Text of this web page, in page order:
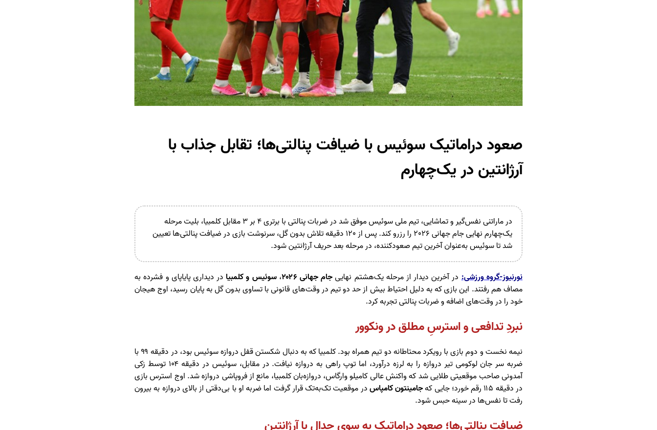
صعود دراماتیک سوئیس با ضیافت پنالتی‌ها؛ تقابل جذاب با
آرژانتین در یک‌چهارم
در ماراتنی نفس‌گیر و تماشایی، تیم ملی سوئیس موفق شد در ضربات پنالتی با برتری 4 بر 3 مقابل کلمبیا، بلیت مرحله
یک‌چهارم نهایی جام جهانی 2026 را رزرو کند. پس از 120 دقیقه تلاش بدون گل، سرنوشت بازی در ضیافت پنالتی‌ها تعیین
شد تا سوئیس به‌عنوان آخرین تیم صعودکننده، در مرحله بعد حریف آرژانتین شود.
نورنیوز-گروه ورزشی:در آخرین دیدار از مرحله یک‌هشتم نهاییجام جهانی ۲۰۲۶ ،سوئیس و کلمبیا در دیداری پایاپای و فشرده به
مصاف هم رفتند. این بازی که به دلیل احتیاط بیش از حد دو تیم در وقت‌های قانونی با تساوی بدون گل به پایان رسید، اوج هیجان
خود را در وقت‌های اضافه و ضربات پنالتی تجربه کرد.
نبردِ تدافعی و استرسِ مطلق در ونکوور
نیمه نخست و دوم بازی با رویکرد محتاطانه دو تیم همراه بود. کلمبیا که به دنبال شکستن قفل دروازه سوئیس بود، در دقیقه ۹۹ با
ضربه سر جان لوکومی تیر دروازه را به لرزه درآورد، اما توپ راهی به دروازه نیافت. در مقابل، سوئیس در دقیقه ۱۰۴ توسط زکی
آمدونی صاحب موقعیتی طلایی شد که واکنش عالی کامیلو وارگاس، دروازه‌بان کلمبیا، مانع از فروپاشی دروازه شد. اوج استرس بازی
در دقیقه ۱۱۵ رقم خورد؛ جایی که
جامینتون کامپاسدر موقعیت تک‌به‌تک قرار گرفت اما ضربه او با بی‌دقتی از بالای دروازه به بیرون
رفت تا نفس‌ها در سینه حبس شود.
ضیافت پنالتی‌ها؛ صعود دراماتیک به سوی جدال با آرژانتین